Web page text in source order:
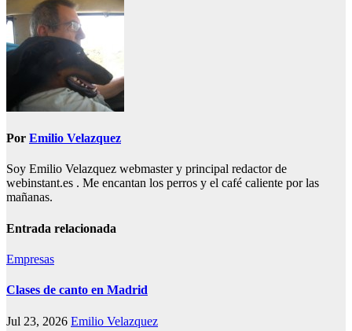
Por Emilio Velazquez
Soy Emilio Velazquez webmaster y principal redactor de
webinstant.es . Me encantan los perros y el café caliente por las
mañanas.
Entrada relacionada
Empresas
Clases de canto en Madrid
Jul 23, 2026 Emilio Velazquez